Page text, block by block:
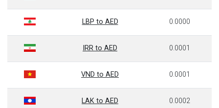
LBP to AED 0.0000
IRR to AED 0.0001
VND to AED 0.0001
LAK to AED 0.0002